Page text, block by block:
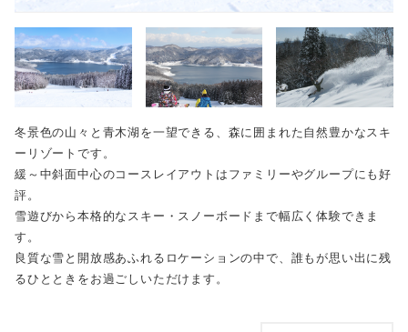
冬景色の山々と青木湖を一望できる、森に囲まれた自然豊かなスキ
ーリゾートです。
緩～中斜面中心のコースレイアウトはファミリーやグループにも好
評。
雪遊びから本格的なスキー・スノーボードまで幅広く体験できま
す。
良質な雪と開放感あふれるロケーションの中で、誰もが思い出に残
るひとときをお過ごしいただけます。